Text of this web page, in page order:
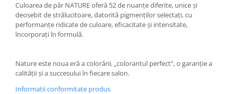
Culoarea de păr NATURE oferă 52 de nuanțe diferite, unice și
deosebit de strălucitoare, datorită pigmenților selectați, cu
performanțe ridicate de culoare, eficacitate și intensitate,
încorporați în formulă.
Nature este noua eră a colorării, „colorantul perfect”, o garanție a
calității și a succesului în fiecare salon.
Informatii conformitate produs